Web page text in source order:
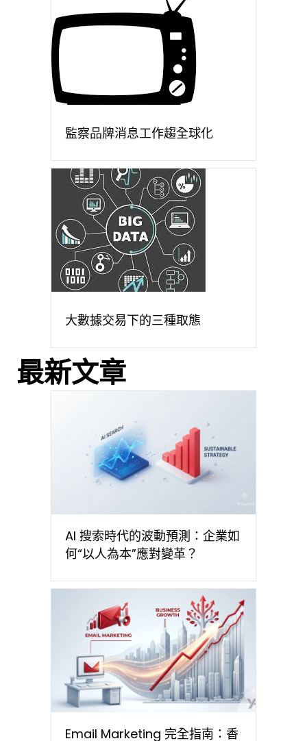
監察品牌消息工作趨全球化
大數據交易下的三種取態
最新文章
AI 搜索時代的波動預測：企業如
何“以人為本”應對變革？
Email Marketing 完全指南：香